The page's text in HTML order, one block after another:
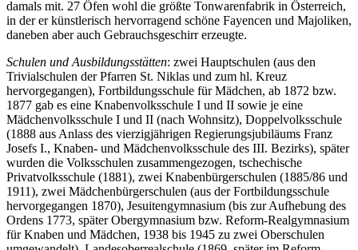
damals mit. 27 Öfen wohl die größte Tonwarenfabrik in Österreich,
in der er künstlerisch hervorragend schöne Fayencen und Majoliken,
daneben aber auch Gebrauchsgeschirr erzeugte.
Schulen und Ausbildungsstätten: zwei Hauptschulen (aus den
Trivialschulen der Pfarren St. Niklas und zum hl. Kreuz
hervorgegangen), Fortbildungsschule für Mädchen, ab 1872 bzw.
1877 gab es eine Knabenvolksschule I und II sowie je eine
Mädchenvolksschule I und II (nach Wohnsitz), Doppelvolksschule
(1888 aus Anlass des vierzigjährigen Regierungsjubiläums Franz
Josefs I., Knaben- und Mädchenvolksschule des III. Bezirks), später
wurden die Volksschulen zusammengezogen, tschechische
Privatvolksschule (1881), zwei Knabenbürgerschulen (1885/86 und
1911), zwei Mädchenbürgerschulen (aus der Fortbildungsschule
hervorgegangen 1870), Jesuitengymnasium (bis zur Aufhebung des
Ordens 1773, später Obergymnasium bzw. Reform-Realgymnasium
für Knaben und Mädchen, 1938 bis 1945 zu zwei Oberschulen